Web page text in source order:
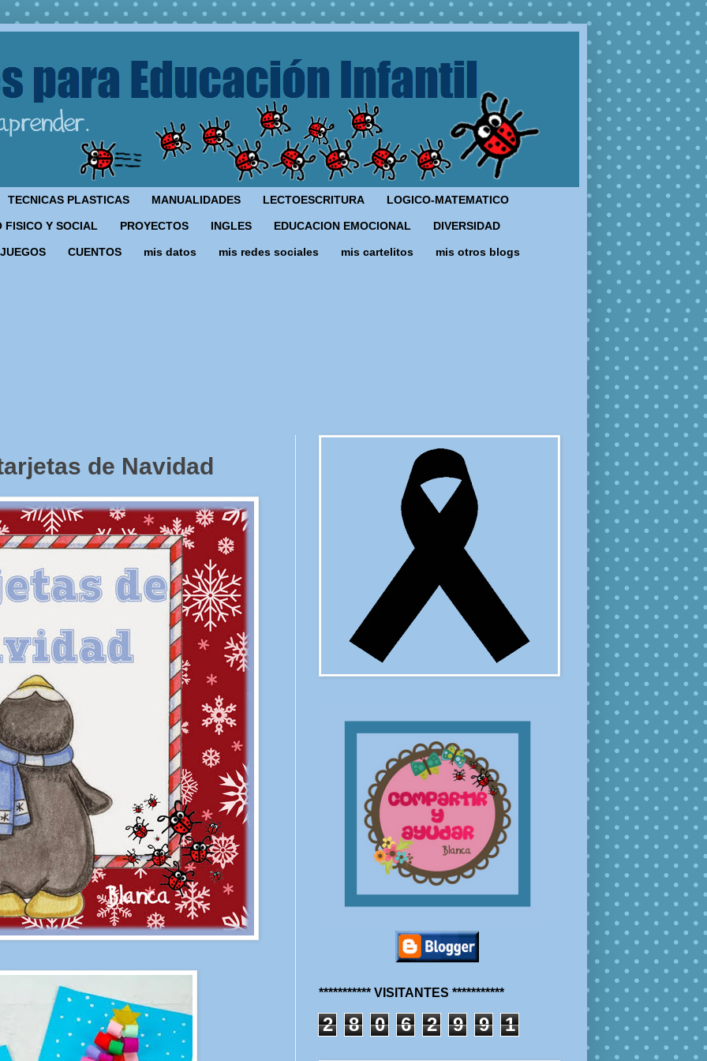
TECNICAS PLASTICAS MANUALIDADES LECTOESCRITURA LOGICO-MATEMATICO
FISICO Y SOCIAL PROYECTOS INGLES EDUCACION EMOCIONAL DIVERSIDAD
JUEGOS CUENTOS mis datos mis redes sociales mis cartelitos mis otros blogs
de Navidad
*********** VISITANTES ***********
2 8 0 6 2 9 9 1